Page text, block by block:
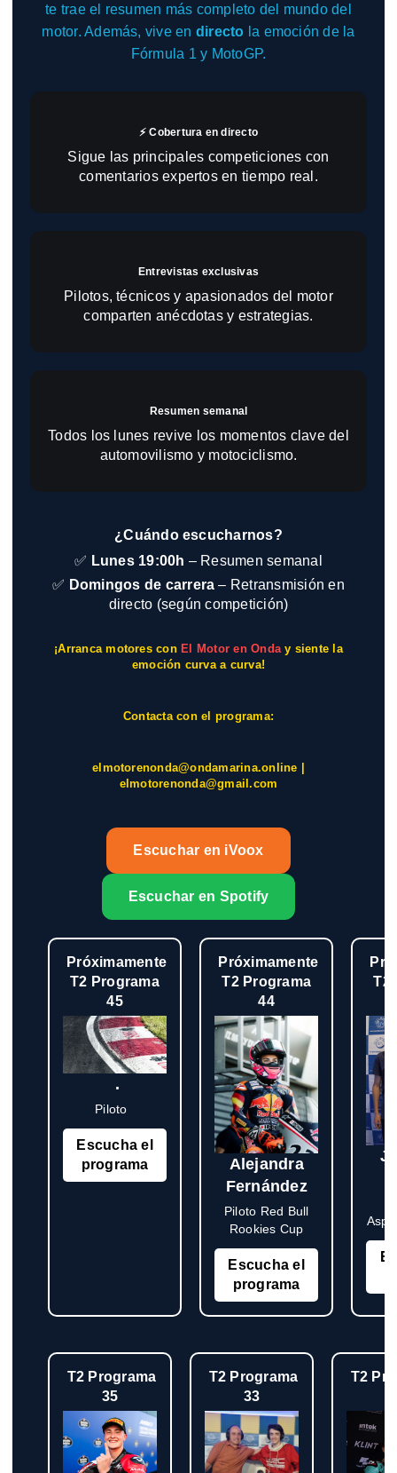
te trae el resumen más completo del mundo del
motor. Además, vive en directo la emoción de la
Fórmula 1 y MotoGP.
⚡ Cobertura en directo
Sigue las principales competiciones con
comentarios expertos en tiempo real.
Entrevistas exclusivas
Pilotos, técnicos y apasionados del motor
comparten anécdotas y estrategias.
Resumen semanal
Todos los lunes revive los momentos clave del
automovilismo y motociclismo.
¿Cuándo escucharnos?
✅ Lunes 19:00h – Resumen semanal
✅ Domingos de carrera – Retransmisión en
directo (según competición)
¡Arranca motores conEl Motor en Onda y siente la
emoción curva a curva!
Contacta con el programa:
elmotorenonda@ondamarina.online |
elmotorenonda@gmail.com
Escuchar en iVoox
Escuchar en Spotify
Próximamente
T2 Programa
45
.
Piloto
Escucha el
programa
Próximamente
T2 Programa
44
Alejandra
Fernández
Piloto Red Bull
Rookies Cup
Escucha el
programa
T2
T2 Programa
35
T2 Programa
33
T2